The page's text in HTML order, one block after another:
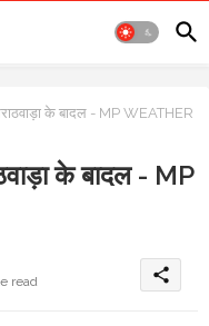
के बादल - MP WEATHER
के बादल - MP
read share